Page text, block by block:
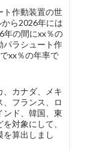
ト作動装置の世
ら2026年には
年の間にxx％の
パラシュート作
xx％の年率で
、カナダ、メキ
、フランス、ロ
ンド、韓国、東
対象にして、
を算出しまし